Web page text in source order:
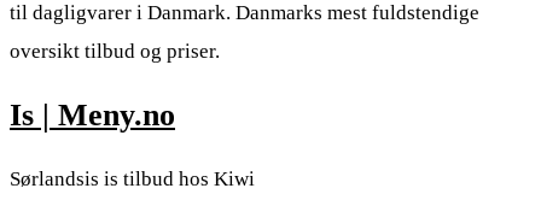
til dagligvarer i Danmark. Danmarks mest fuldstendige
oversikt tilbud og priser.
Is | Meny.no
Sørlandsis is tilbud hos Kiwi